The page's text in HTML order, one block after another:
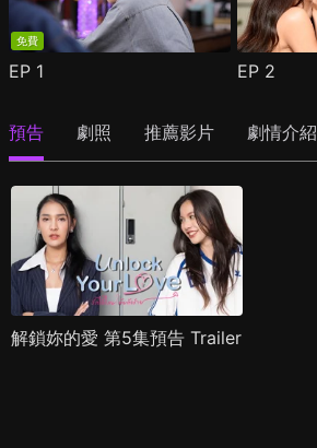
免費
EP 1 EP 2
預告 劇照 推薦影片 劇情介紹
解鎖妳的愛 第5集預告 Trailer